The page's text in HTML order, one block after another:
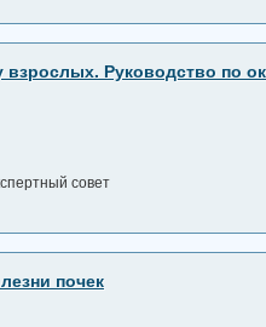
взрослых. Руководство по
совет
почек